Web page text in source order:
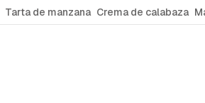
Tarta de manzana Crema de calabaza